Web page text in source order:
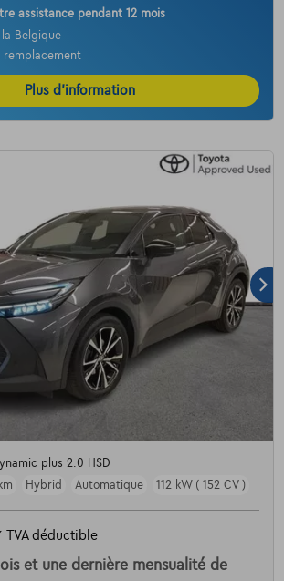
assistance pendant 12 mois
Belgique
remplacement
Plus d’information
plus 2.0 HSD
Hybrid Automatique 112 kW ( 152 CV )
TVA déductible
et une dernière mensualité de